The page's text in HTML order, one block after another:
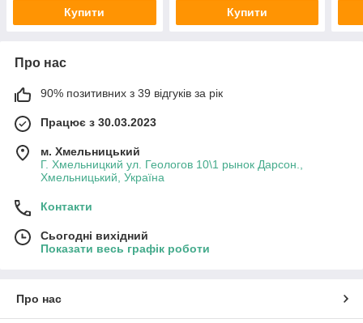
Купити Купити
Про нас
90% позитивних з 39 відгуків за рік
Працює з 30.03.2023
м. Хмельницький
Г. Хмельницкий ул. Геологов 10\1 рынок Дарсон.,
Хмельницький, Україна
Контакти
Сьогодні вихідний
Показати весь графік роботи
Про нас